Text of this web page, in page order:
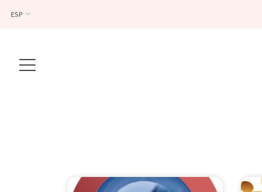
ESP
Main Navigation